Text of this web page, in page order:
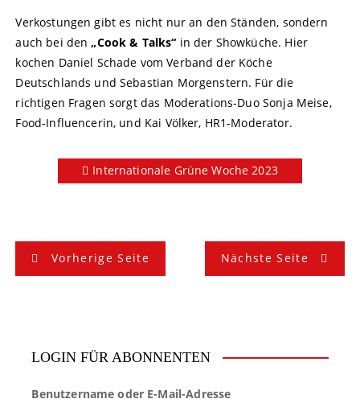
Verkostungen gibt es nicht nur an den Ständen, sondern
auch bei den„Cook & Talks“ in der Showküche. Hier
kochen Daniel Schade vom Verband der Köche
Deutschlands und Sebastian Morgenstern. Für die
richtigen Fragen sorgt das Moderations-Duo Sonja Meise,
Food-Influencerin, und Kai Völker, HR1-Moderator.
Internationale Grüne Woche 2023
Vorherige Seite Nächste Seite
LOGIN FÜR ABONNENTEN
Benutzername oder E-Mail-Adresse